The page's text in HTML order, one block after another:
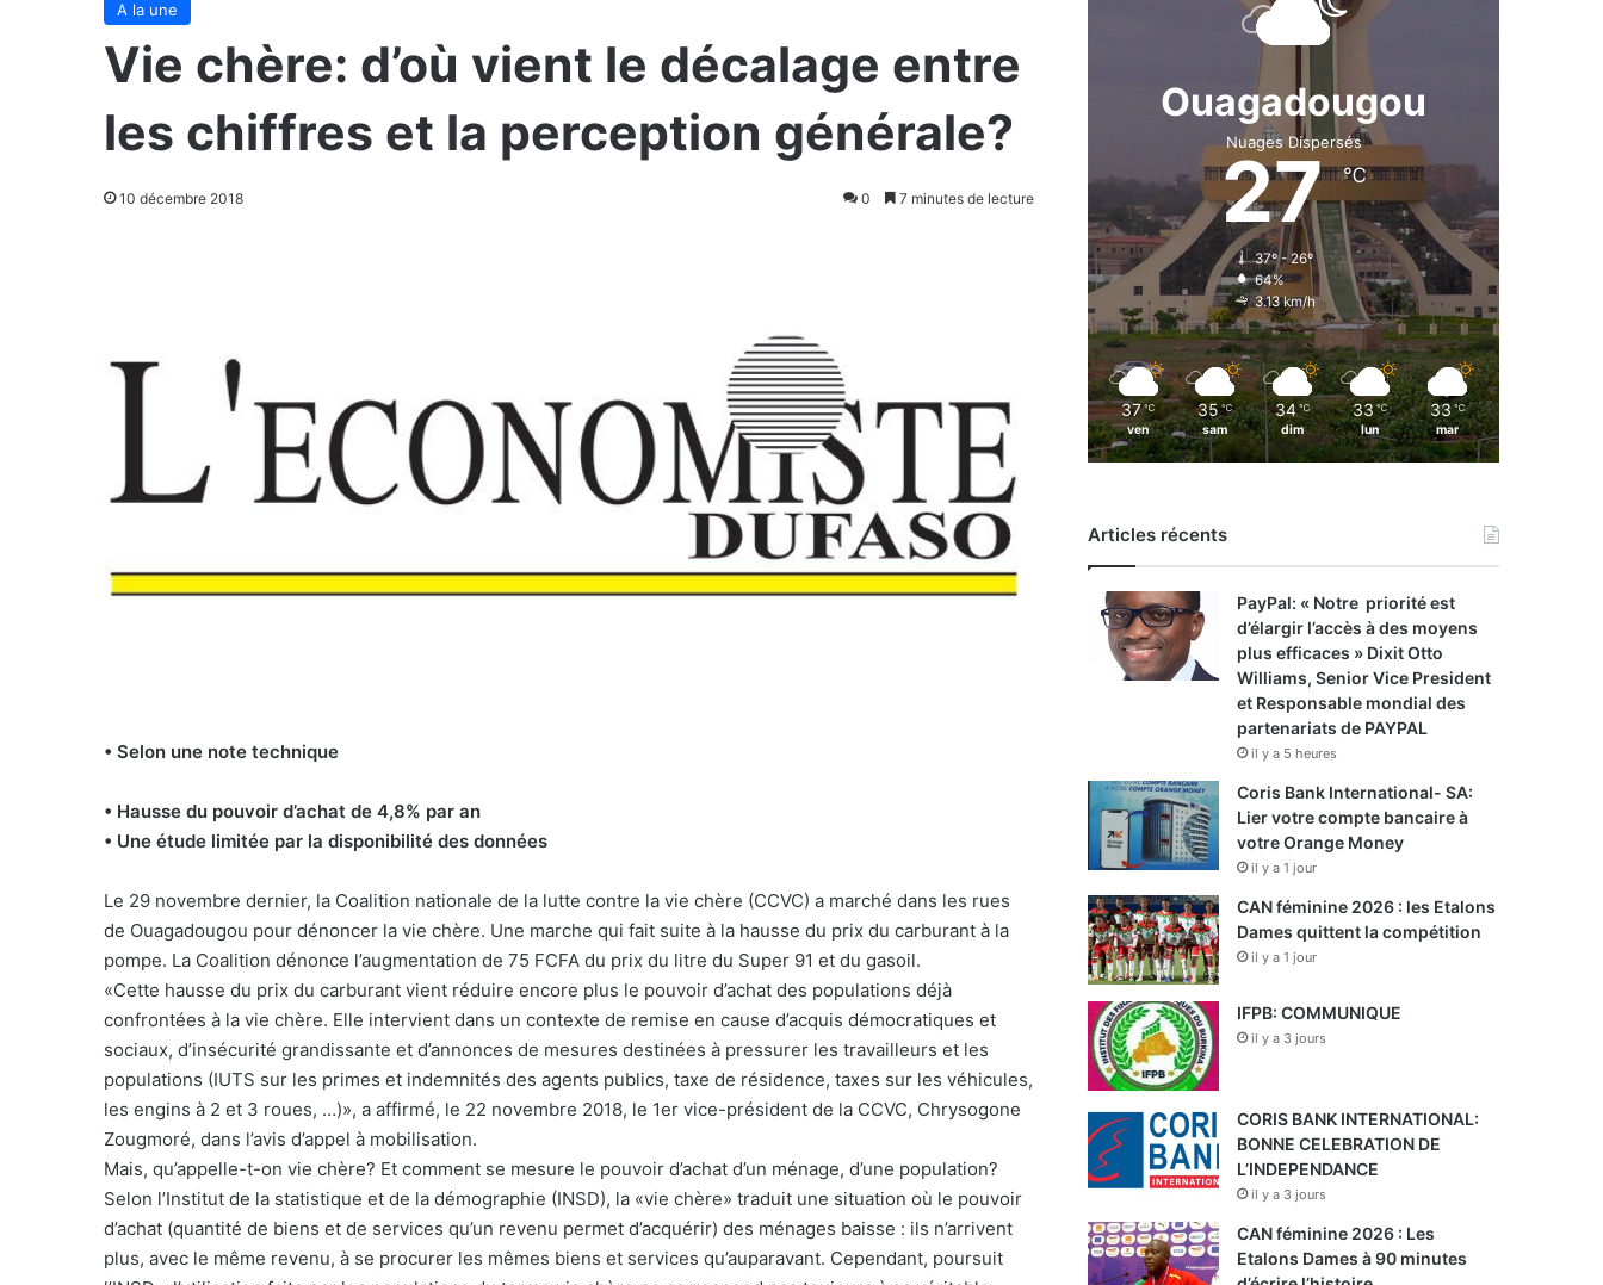
A la une
Vie chère: d’où vient le décalage entre
les chiffres et la perception générale?
10 décembre 2018 0 7 minutes de lecture
• Selon une note technique
• Hausse du pouvoir d’achat de 4,8% par an
• Une étude limitée par la disponibilité des données
Le 29 novembre dernier, la Coalition nationale de la lutte contre la vie chère (CCVC) a marché dans les rues
de Ouagadougou pour dénoncer la vie chère. Une marche qui fait suite à la hausse du prix du carburant à la
pompe. La Coalition dénonce l’augmentation de 75 FCFA du prix du litre du Super 91 et du gasoil.
«Cette hausse du prix du carburant vient réduire encore plus le pouvoir d’achat des populations déjà
confrontées à la vie chère. Elle intervient dans un contexte de remise en cause d’acquis démocratiques et
sociaux, d’insécurité grandissante et d’annonces de mesures destinées à pressurer les travailleurs et les
populations (IUTS sur les primes et indemnités des agents publics, taxe de résidence, taxes sur les véhicules,
les engins à 2 et 3 roues, …)», a affirmé, le 22 novembre 2018, le 1er vice-président de la CCVC, Chrysogone
Zougmoré, dans l’avis d’appel à mobilisation.
Mais, qu’appelle-t-on vie chère? Et comment se mesure le pouvoir d’achat d’un ménage, d’une population?
Selon l’Institut de la statistique et de la démographie (INSD), la «vie chère» traduit une situation où le pouvoir
d’achat (quantité de biens et de services qu’un revenu permet d’acquérir) des ménages baisse : ils n’arrivent
plus, avec le même revenu, à se procurer les mêmes biens et services qu’auparavant. Cependant, poursuit
Ouagadougou
Nuages Dispersés
27℃
37º - 26º
64%
3.13 km/h
37 ℃
ven
35 ℃
sam
34 ℃
dim
33 ℃
lun
33 ℃
mar
Articles récents
PayPal: « Notre priorité est
d’élargir l’accès à des moyens
plus efficaces » Dixit Otto
Williams, Senior Vice President
et Responsable mondial des
partenariats de PAYPAL
il y a 5 heures
Coris Bank International- SA:
Lier votre compte bancaire à
votre Orange Money
il y a 1 jour
CAN féminine 2026 : les Etalons
Dames quittent la compétition
il y a 1 jour
IFPB: COMMUNIQUE
il y a 3 jours
CORIS BANK INTERNATIONAL:
BONNE CELEBRATION DE
L’INDEPENDANCE
il y a 3 jours
CAN féminine 2026 : Les
Etalons Dames à 90 minutes